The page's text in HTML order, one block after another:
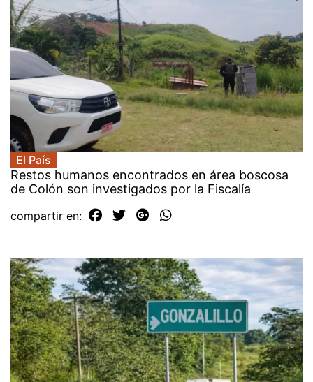
El País
Restos humanos encontrados en área boscosa
de Colón son investigados por la Fiscalía
compartir en: